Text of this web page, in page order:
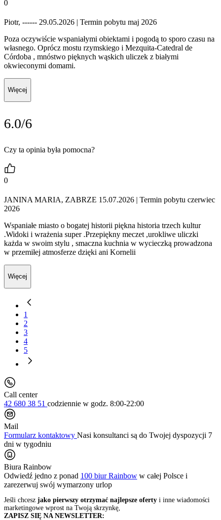
0
Piotr, ------ 29.05.2026 | Termin pobytu maj 2026
Poza oczywiście wspaniałymi obiektami i pogodą to sporo czasu na
własnego. Oprócz mostu rzymskiego i Mezquita-Catedral de
Córdoba , mnóstwo pięknych wąskich uliczek z białymi
okwieconymi domami.
Więcej
6.0/6
Czy ta opinia była pomocna?
0
JANINA MARIA, ZABRZE 15.07.2026 | Termin pobytu czerwiec
2026
Wspaniałe miasto o bogatej historii piękna historia trzech kultur
.Widoki i wrażenia super .Przepiękny meczet ,urokliwe uliczki
każda w swoim stylu , smaczna kuchnia w wycieczką prowadzona
w przemiłej atmosferze dzięki ani Kornelii
Więcej
1
2
3
4
5
Call center
42 680 38 51 codziennie w godz. 8:00-22:00
Mail
Formularz kontaktowy Nasi konsultanci są do Twojej dyspozycji 7
dni w tygodniu
Biura Rainbow
Odwiedź jedno z ponad 100 biur Rainbow w całej Polsce i
zarezerwuj swój wymarzony urlop
Jeśli chcesz jako pierwszy otrzymać najlepsze oferty i inne wiadomości
marketingowe wprost na Twoją skrzynkę,
ZAPISZ SIĘ NA NEWSLETTER: